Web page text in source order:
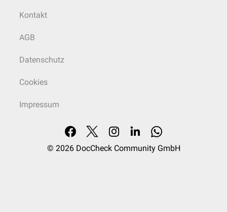
Kontakt
AGB
Datenschutz
Cookies
Impressum
© 2026 DocCheck Community GmbH